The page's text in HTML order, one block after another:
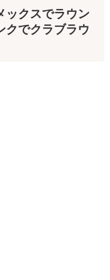
ックスでラウン
でクラブラウ